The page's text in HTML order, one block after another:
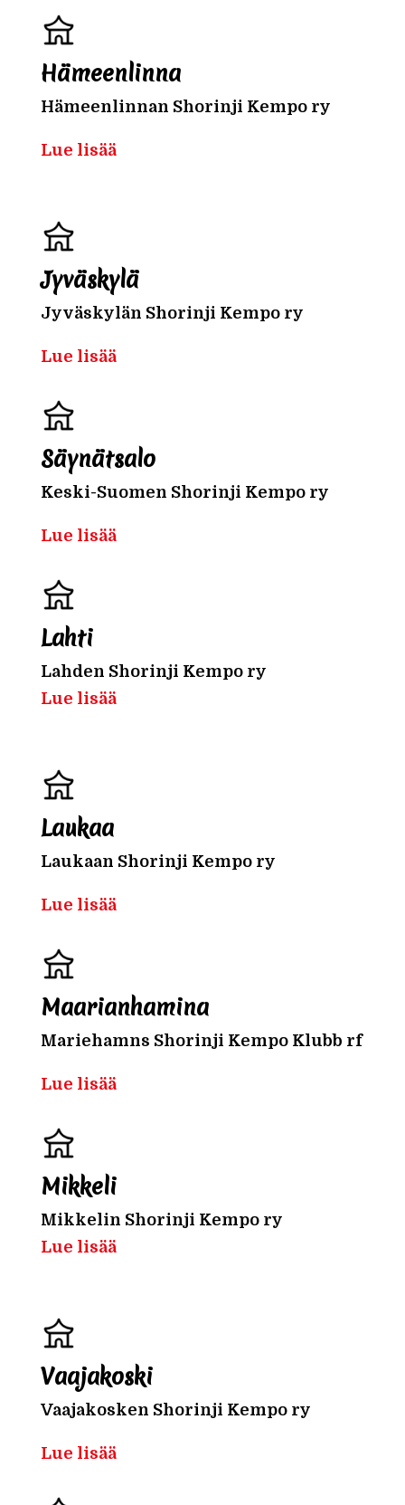
Hämeenlinna
Hämeenlinnan Shorinji Kempo ry
Lue lisää
Jyväskylä
Jyväskylän Shorinji Kempo ry
Lue lisää
Säynätsalo
Keski-Suomen Shorinji Kempo ry
Lue lisää
Lahti
Lahden Shorinji Kempo ry
Lue lisää
Laukaa
Laukaan Shorinji Kempo ry
Lue lisää
Maarianhamina
Mariehamns Shorinji Kempo Klubb rf
Lue lisää
Mikkeli
Mikkelin Shorinji Kempo ry
Lue lisää
Vaajakoski
Vaajakosken Shorinji Kempo ry
Lue lisää